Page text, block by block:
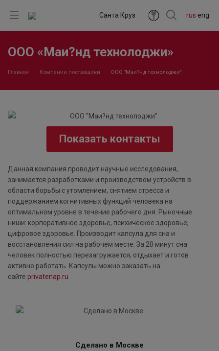
rus eng
Санта Круз
ООО «Маи?нд технолоджи»
Главная Компании поставщики ООО "Маи?нд технолоджи"
Показать контакты
Данная компания проводит научные исследования,
занимается разработками и производством устройств в
области борьбы с утомлением, снятием стресса и
поддержанием когнитивных функций человека на
оптимальном уровне в течение рабочего дня. Рыночные
ниши: корпоративное здоровье, психическое здоровье,
цифровое здоровье. Производит капсула для сна и
восстановления сил на рабочем месте. За 20 минут сна
человек полностью перезагружается, отдыхает и готов
активно работать. Капсулы можно заказать на
сайте privatenap.ru
Сделано в Москве